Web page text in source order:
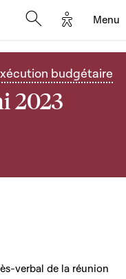
Options
Menu
budgétaire
2023
a Reuniounen
verbal de la réunion